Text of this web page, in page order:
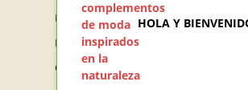
Facturas por abono
Direcciones
Cupones de descuento
HOLA Y